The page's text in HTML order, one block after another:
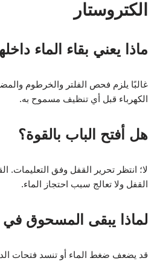
الكتروستار
ماذا يعني بقاء الماء
غالبًا يلزم فحص الفلتر والخرطوم
الكهرباء قبل أي تنظيف مسموح به.
هل أفتح الباب بالقوة؟
لا؛ انتظر تحرير القفل وفق التعليمات.
القفل ولا تعالج سبب احتجاز الماء.
لماذا يبقى المسحوق في
قد يضعف ضغط الماء أو تنسد فتحات